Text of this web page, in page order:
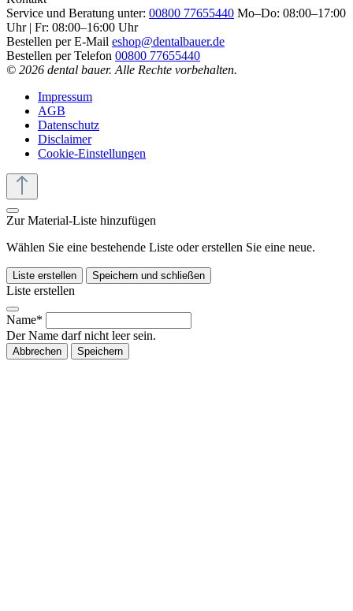
Service und Beratung unter: 00800 77655440 Mo–Do: 08:00–17:00
Uhr | Fr: 08:00–16:00 Uhr
Bestellen per E-Mail eshop@dentalbauer.de
Bestellen per Telefon 00800 77655440
© 2026 dental bauer. Alle Rechte vorbehalten.
Impressum
AGB
Datenschutz
Disclaimer
Cookie-Einstellungen
Zur Material-Liste hinzufügen
Wählen Sie eine bestehende Liste oder erstellen Sie eine neue.
Liste erstellen Speichern und schließen
Liste erstellen
Name*
Der Name darf nicht leer sein.
Abbrechen Speichern